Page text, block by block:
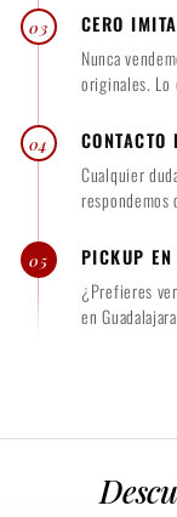
03
CERO
Nunca
originales. Lo
04
CONTACTO
Cualquier
05
PICKUP EN
¿Prefieres
en